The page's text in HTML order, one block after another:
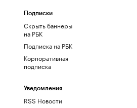
Подписки
Скрыть баннеры
на РБК
Подписка на РБК
Корпоративная
подписка
Уведомления
RSS Новости